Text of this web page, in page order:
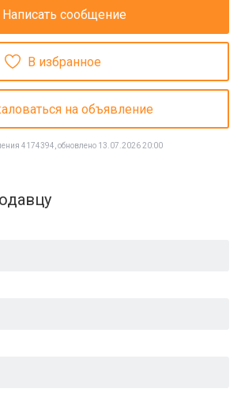
Написать сообщение
В избранное
на объявление
4174394, обновлено 13.07.2026 20:00